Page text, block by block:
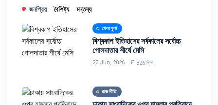
জনপ্রিয় বৈশিষ্ট্য মন্তব্য
খেলাধুলা
বিশ্বকাপ ইতিহাসের সর্বকালের সর্বোচ্চ
গোলদাতার শীর্ষে মেসি
23 Jun, 2026 826 ভিউ
রাজনীতি